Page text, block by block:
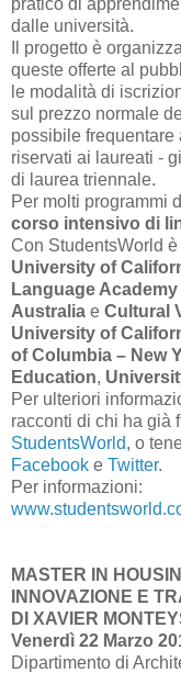
dalle università.
Il progetto è
queste offerte al
le modalità di
sul prezzo normale
possibile
riservati ai laureati -
di laurea triennale.
Per molti programmi
corso intensivo di
Con StudentsWorld
University of
Language
Australia e Cultural
University of
of Columbia – New
Education,
Per ulteriori
racconti di chi ha già
StudentsWorld, o
Facebook e Twitter.
Per informazioni:
MASTER IN
INNOVAZIONE E
DI XAVIER
Venerdì 22 Marzo
Dipartimento di